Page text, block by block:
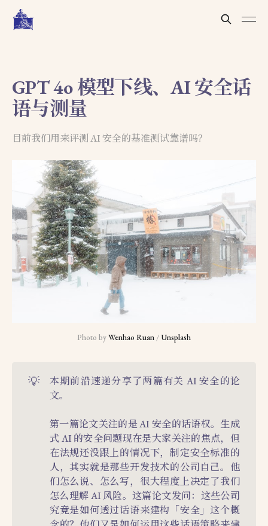
GPT 4o 模型下线、AI 安全话
语与测量
目前我们用来评测 AI 安全的基准测试靠谱吗？
Photo by Wenhao Ruan / Unsplash
💡
本期前沿速递分享了两篇有关 AI 安全的论
文。
第一篇论文关注的是 AI 安全的话语权。生成
式 AI 的安全问题现在是大家关注的焦点，但
在法规还没跟上的情况下，制定安全标准的
人，其实就是那些开发技术的公司自己。他
们怎么说、怎么写，很大程度上决定了我们
怎么理解 AI 风险。这篇论文发问：这些公司
究竟是如何透过话语来建构「安全」这个概